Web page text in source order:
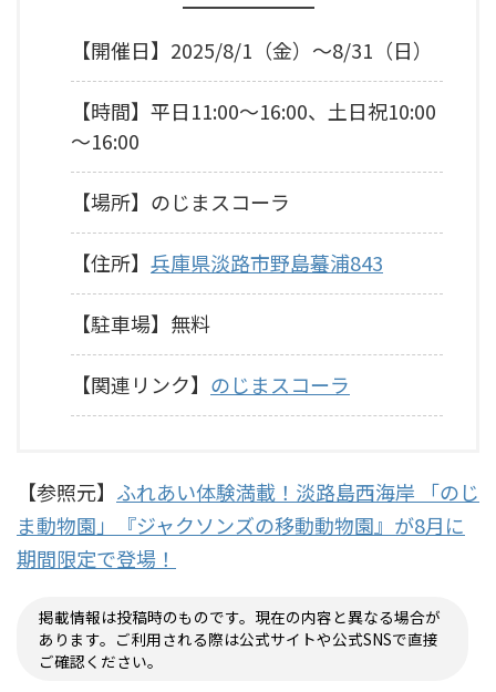
【開催日】2025/8/1（金）～8/31（日）
【時間】平日11:00～16:00、土日祝10:00
～16:00
【場所】のじまスコーラ
【住所】 兵庫県淡路市野島蟇浦843
【駐車場】無料
【関連リンク】 のじまスコーラ
【参照元】 ふれあい体験満載！淡路島西海岸 「のじ
ま動物園」『ジャクソンズの移動動物園』が8月に
期間限定で登場！
掲載情報は投稿時のものです。現在の内容と異なる場合が
あります。ご利用される際は公式サイトや公式SNSで直接
ご確認ください。